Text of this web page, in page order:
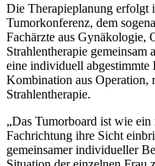
Die Therapieplanung erfolgt
Tumorkonferenz, dem
Fachärzte aus Gynäkologie,
Strahlentherapie gemeinsam
eine individuell abgestimmte
Kombination aus Operation,
Strahlentherapie.
„Das Tumorboard ist wie
Fachrichtung ihre Sicht
gemeinsamer individueller